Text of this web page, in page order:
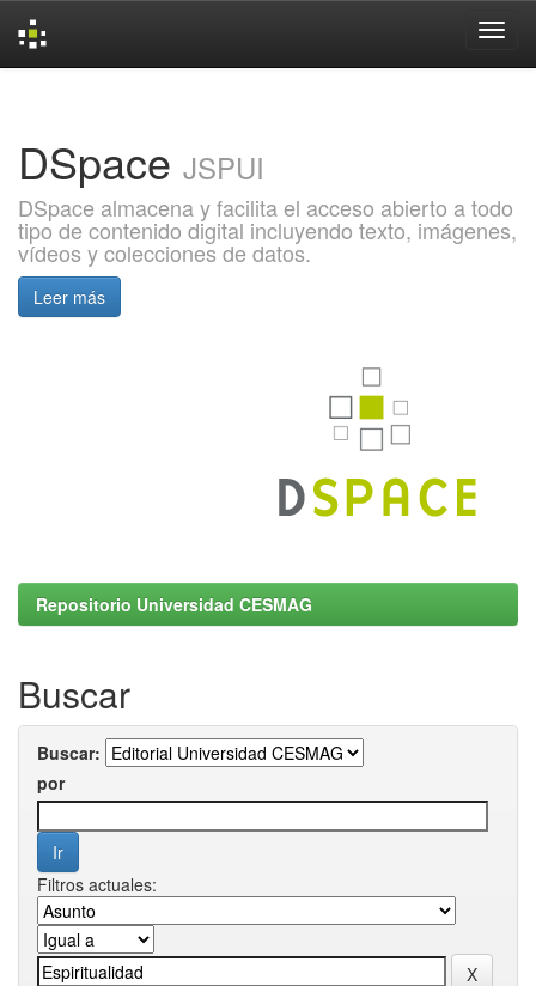
DSpace JSPUI
DSpace almacena y facilita el acceso abierto a todo
tipo de contenido digital incluyendo texto, imágenes,
vídeos y colecciones de datos.
Leer más
Repositorio Universidad CESMAG
Buscar
Buscar:
por
Filtros actuales: